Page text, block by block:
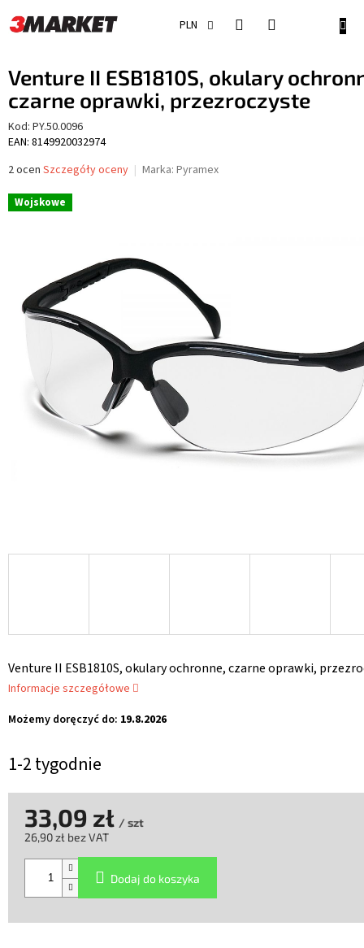
do
treści
PLN
Venture II ESB1810S, okulary
czarne oprawki, przezroczyste
Kod: PY.50.0096
EAN: 8149920032974
Średnia
produktu
wynosi
gwiazdek.
2 ocen Szczegóły oceny Marka: Pyramex
Wojskowe
1-2 tygodnie
Możemy doręczyć do: 19.8.2026
Venture II ESB1810S, okulary ochronne, czarne oprawki,
Informacje szczegółowe
33,09 zł / szt
26,90 zł bez VAT
jednostkowa:
Dodaj do koszyka